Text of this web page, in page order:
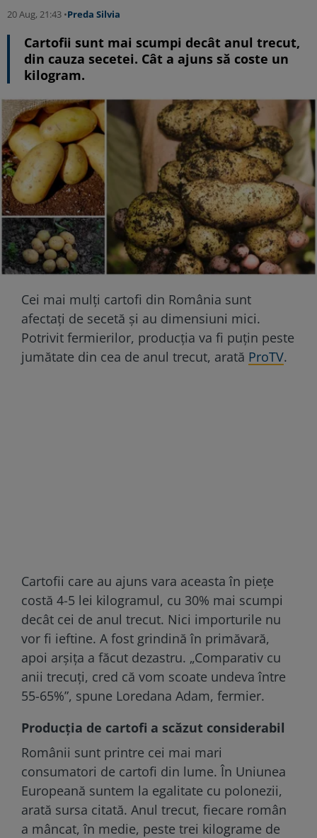
20 Aug, 21:43 •Preda Silvia
Cartofii sunt mai scumpi decât anul trecut,
din cauza secetei. Cât a ajuns să coste un
kilogram.
Cei mai mulți cartofi din România sunt
afectați de secetă și au dimensiuni mici.
Potrivit fermierilor, producția va fi puțin peste
jumătate din cea de anul trecut, arată ProTV.
Cartofii care au ajuns vara aceasta în piețe
costă 4-5 lei kilogramul, cu 30% mai scumpi
decât cei de anul trecut. Nici importurile nu
vor fi ieftine. A fost grindină în primăvară,
apoi arșița a făcut dezastru. „Comparativ cu
anii trecuți, cred că vom scoate undeva între
55-65%”, spune Loredana Adam, fermier.
Producția de cartofi a scăzut considerabil
Românii sunt printre cei mai mari
consumatori de cartofi din lume. În Uniunea
Europeană suntem la egalitate cu polonezii,
arată sursa citată. Anul trecut, fiecare român
a mâncat, în medie, peste trei kilograme de